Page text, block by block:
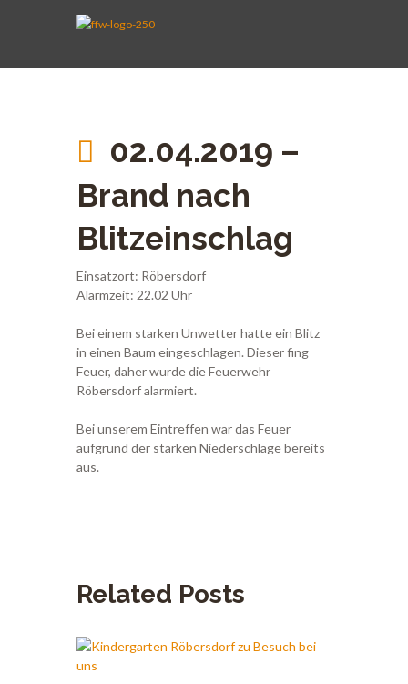
02.04.2019 –
Brand nach
Blitzeinschlag
Einsatzort: Röbersdorf
Alarmzeit: 22.02 Uhr
Bei einem starken Unwetter hatte ein Blitz
in einen Baum eingeschlagen. Dieser fing
Feuer, daher wurde die Feuerwehr
Röbersdorf alarmiert.
Bei unserem Eintreffen war das Feuer
aufgrund der starken Niederschläge bereits
aus.
Related Posts